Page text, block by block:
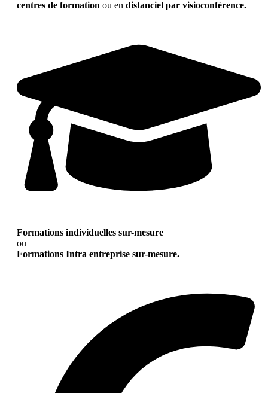
centres de formation ou en distanciel par visioconférence.
Formations individuelles sur-mesure
ou
Formations Intra entreprise sur-mesure.